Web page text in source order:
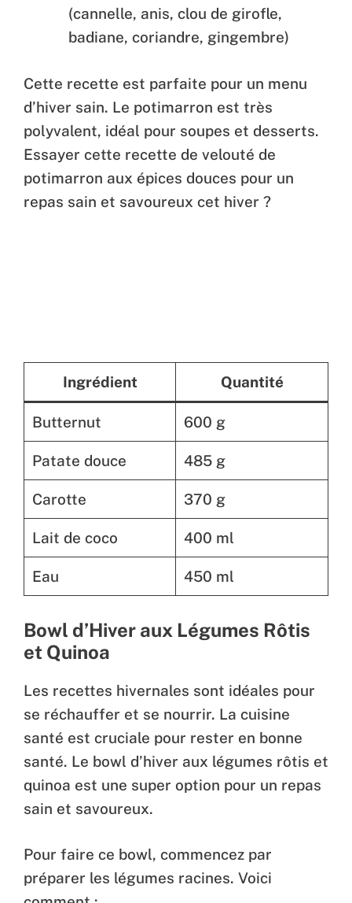
(cannelle, anis, clou de girofle,
badiane, coriandre, gingembre)
Cette recette est parfaite pour un menu
d’hiver sain. Le potimarron est très
polyvalent, idéal pour soupes et desserts.
Essayer cette recette de velouté de
potimarron aux épices douces pour un
repas sain et savoureux cet hiver ?
Ingrédient Quantité
Butternut 600 g
Patate douce 485 g
Carotte 370 g
Lait de coco 400 ml
Eau 450 ml
Bowl d’Hiver aux Légumes Rôtis
et Quinoa
Les recettes hivernales sont idéales pour
se réchauffer et se nourrir. La cuisine
santé est cruciale pour rester en bonne
santé. Le bowl d’hiver aux légumes rôtis et
quinoa est une super option pour un repas
sain et savoureux.
Pour faire ce bowl, commencez par
préparer les légumes racines. Voici